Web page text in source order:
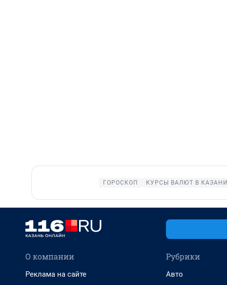
ГОРОСКОП КУРСЫ ВАЛЮТ В КАЗАНИ
О компании
Реклама на сайте
Рубрики
Авто